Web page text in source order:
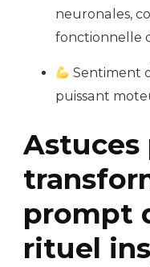
neuronales,
fonctionnelle
Sentiment
puissant
Astuces
prompt
rituel